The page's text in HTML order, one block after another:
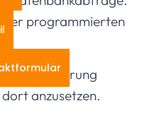
programmierten
einer Änderung
anzusetzen.